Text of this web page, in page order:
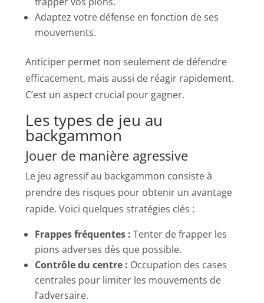
Adaptez votre défense en fonction de ses
mouvements.
Anticiper permet non seulement de défendre
efficacement, mais aussi de réagir rapidement.
C’est un aspect crucial pour gagner.
Les types de jeu au
backgammon
Jouer de manière agressive
Le jeu agressif au backgammon consiste à
prendre des risques pour obtenir un avantage
rapide. Voici quelques stratégies clés :
Frappes fréquentes : Tenter de frapper les
pions adverses dès que possible.
Contrôle du centre : Occupation des cases
centrales pour limiter les mouvements de
l’adversaire.